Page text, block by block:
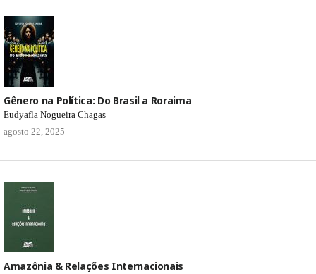
Gênero na Política: Do Brasil a Roraima
Eudyafla Nogueira Chagas
agosto 22, 2025
Amazônia & Relações Internacionais